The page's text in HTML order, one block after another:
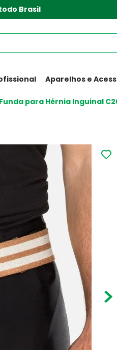
Brasil
Aparelhos e
Funda para Hérnia Inguinal